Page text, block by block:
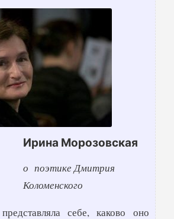
Ирина Морозовская
о поэтике Дмитрия
Коломенского
себе, каково оно